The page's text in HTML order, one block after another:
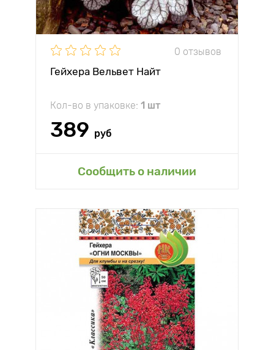
0 отзывов
Гейхера Вельвет Найт
Кол-во в упаковке: 1 шт
389 руб
Сообщить о наличии